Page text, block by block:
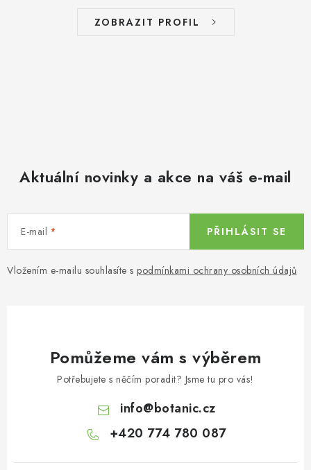
ZOBRAZIT PROFIL
Aktuální novinky a akce na váš e-mail
E-mail
Vložením e-mailu souhlasíte s podmínkami ochrany osobních údajů
PŘIHLÁSIT SE
Pomůžeme vám s výběrem
Potřebujete s něčím poradit? Jsme tu pro vás!
info@botanic.cz
+420 774 780 087